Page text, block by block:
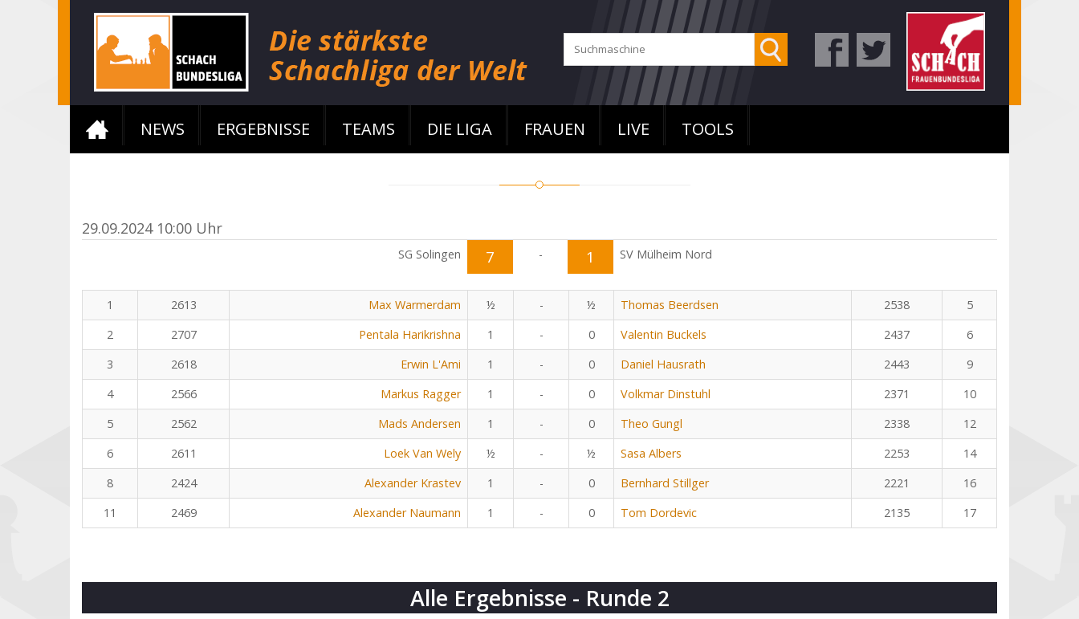
NEWS ERGEBNISSE TEAMS DIE LIGA FRAUEN LIVE TOOLS
29.09.2024 10:00 Uhr
SG Solingen 7 - 1 SV Mülheim Nord
1 2613 Max Warmerdam ½ - ½ Thomas Beerdsen 2538
5
2
2707 Pentala Harikrishna 1 - 0 Valentin Buckels 2437
6
3
2618 Erwin L'Ami 1 - 0 Daniel Hausrath 2443
9
4
2566 Markus Ragger 1 - 0 Volkmar Dinstuhl 2371
10
5
2562 Mads Andersen 1 - 0 Theo Gungl 2338
12
6
2611 Loek Van Wely ½ - ½ Sasa Albers 2253
14
8
2424 Alexander Krastev 1 - 0 Bernhard Stillger 2221
16
11
2469 Alexander Naumann 1 - 0 Tom Dordevic 2135 17
Alle Ergebnisse - Runde 2